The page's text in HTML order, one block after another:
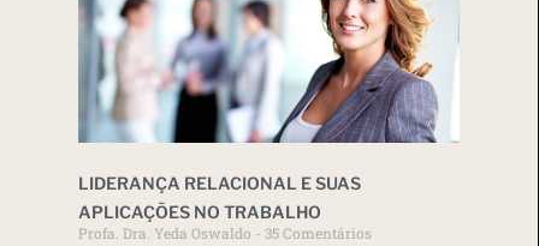
LIDERANÇA RELACIONAL E SUAS
APLICAÇÕES NO TRABALHO
Profa. Dra. Yeda Oswaldo 35 Comentários